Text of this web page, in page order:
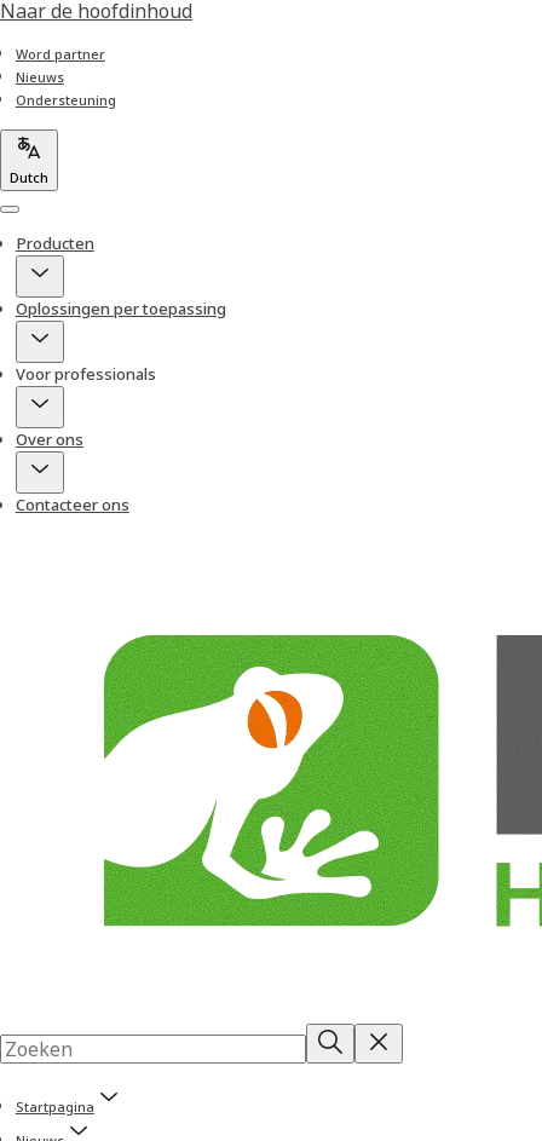
Naar de hoofdinhoud
Word partner
Nieuws
Ondersteuning
Dutch
Menu
Producten
Oplossingen per toepassing
Voor professionals
Over ons
Contacteer ons
Startpagina